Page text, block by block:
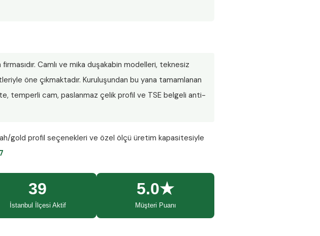
Camlı ve mika duşakabin modelleri, teknesiz
öne çıkmaktadır. Kuruluşundan bu yana tamamlanan
temperli cam, paslanmaz çelik profil ve TSE belgeli anti-
gold profil seçenekleri ve özel ölçü üretim kapasitesiyle
39
İstanbul İlçesi Aktif
5.0★
Müşteri Puanı